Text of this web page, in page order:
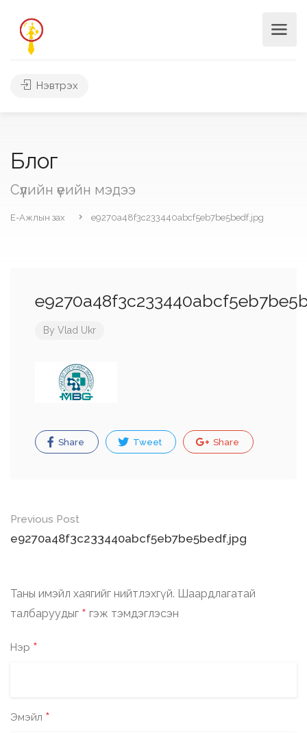
Нэвтрэх
Блог
Сүүлийн үеийн мэдээ
Е-Ажлын зах e9270a48f3c233440abcf5eb7be5bedf.jpg
By Vlad Ukr
Share Tweet Share
Post
navigation
Previous Post
e9270a48f3c233440abcf5eb7be5bedf.jpg
Таны имэйл хаягийг нийтлэхгүй. Шаардлагатай
талбаруудыг * гэж тэмдэглэсэн
Нэр *
Эмэйл *